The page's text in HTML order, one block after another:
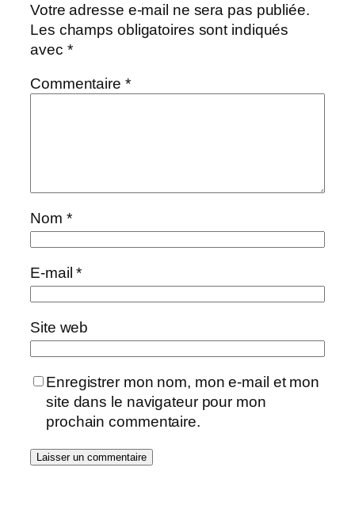
Votre adresse e-mail ne sera pas publiée.
Les champs obligatoires sont indiqués
avec *
Commentaire *
Nom *
E-mail*
Site web
Enregistrer mon nom, mon e-mail et mon
site dans le navigateur pour mon
prochain commentaire.